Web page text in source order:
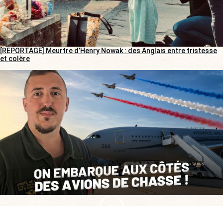
[REPORTAGE] Meurtre d’Henry Nowak : des Anglais entre tristesse
et colère